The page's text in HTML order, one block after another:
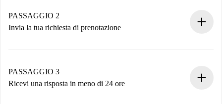
Hai tutte le informazioni necessarie in anticipo.
PASSAGGIO 2
Invia la tua richiesta di prenotazione
non accetta.
PASSAGGIO 3
Ricevi una risposta in meno di 24 ore